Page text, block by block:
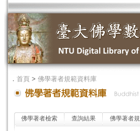
． 首頁 > 佛學著者規範資料庫
佛學著者檢索 查詢結果 佛學著者